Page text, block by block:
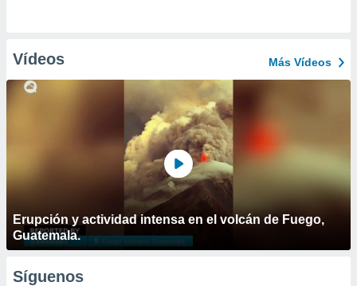
Vídeos Más Vídeos
Erupción y actividad intensa en el volcán de Fuego,
Guatemala.
Síguenos